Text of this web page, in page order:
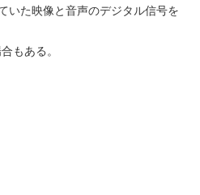
いた映像と音声のデジタル信号を
もある。